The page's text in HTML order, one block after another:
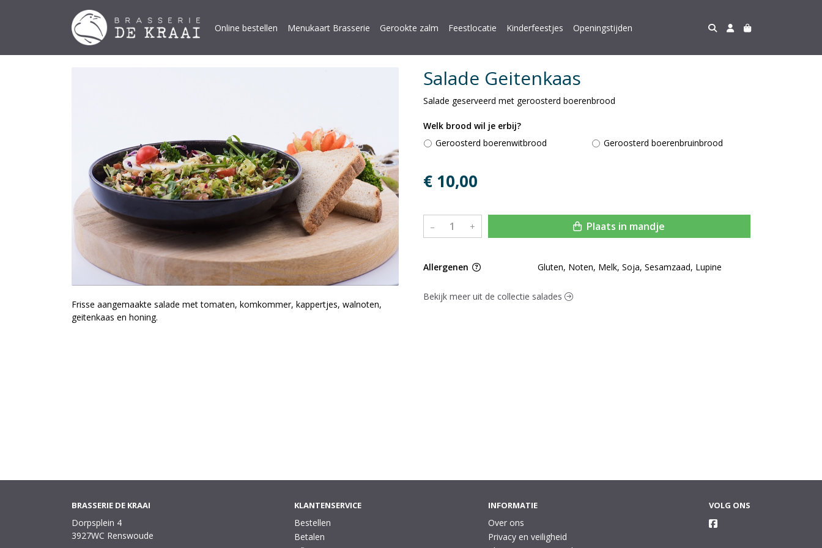
Online bestellen Menukaart Brasserie Gerookte zalm Feestlocatie Kinderfeestjes Openingstijden
Frisse aangemaakte salade met tomaten, komkommer, kappertjes, walnoten,
geitenkaas en honing.
Salade Geitenkaas
Salade geserveerd met geroosterd boerenbrood
Welk brood wil je erbij?
Geroosterd boerenwitbrood
Geroosterd boerenbruinbrood
€ 10,00
– + Plaats in mandje
Allergenen Gluten, Noten, Melk, Soja, Sesamzaad, Lupine
Bekijk meer uit de collectie salades
BRASSERIE DE KRAAI
Dorpsplein 4
3927WC Renswoude
KLANTENSERVICE
Bestellen
Betalen
INFORMATIE
Over ons
Privacy en veiligheid
VOLG ONS